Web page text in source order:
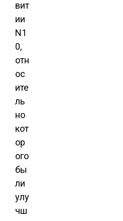
вит
ии
N1
0,
отн
ос
ите
ль
но
кот
ор
ого
бы
ли
улу
чш